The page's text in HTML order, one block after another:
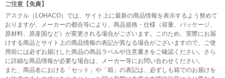
ご注意【免責】
アスクル（LOHACO）では、サイト上に最新の商品情報を表示するよう努めて
おりますが、メーカーの都合等により、商品規格・仕様（容量、パッケージ、
原材料、原産国など）が変更される場合がございます。このため、実際にお届
けする商品とサイト上の商品情報の表記が異なる場合がございますので、ご使
用前には必ずお届けした商品の商品ラベルや注意書きをご確認ください。さら
に詳細な商品情報が必要な場合は、メーカー等にお問い合わせください。
また、商品名における「セット」や「箱」の表記は、必ずしも箱でのお届けを